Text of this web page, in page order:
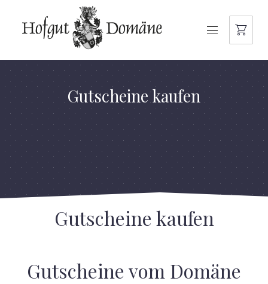
NAVIGATION
Gutscheine kaufen
Gutscheine kaufen
Gutscheine vom Domäne